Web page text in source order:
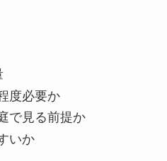
度必要か
で見る前提か
いか